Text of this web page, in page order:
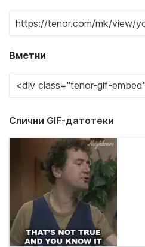
Вметни
Слични GIF-датотеки